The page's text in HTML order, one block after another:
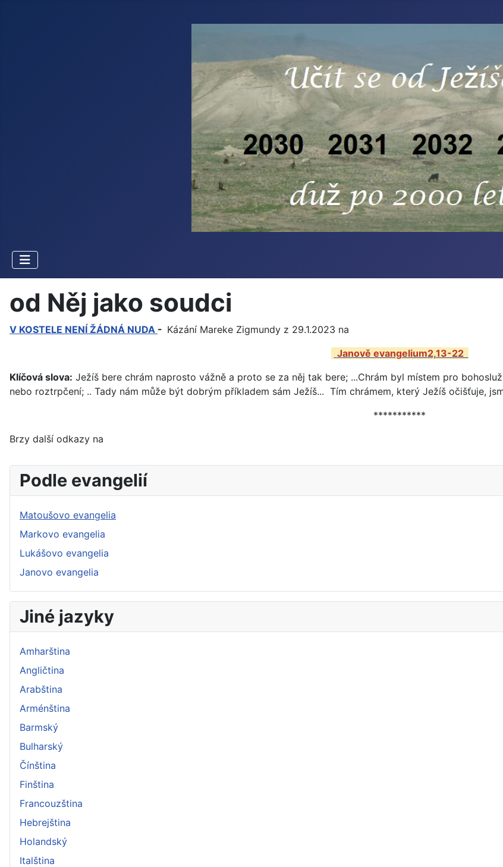
od Něj jako soudci
V KOSTELE NENÍ ŽÁDNÁ NUDA - Kázání Mareke Zigmundy z 29.1.2023 na
Janově evangelium2,13-22
Klíčová slova: Ježíš bere chrám naprosto vážně a proto se za něj tak bere; ...Chrám byl místem pro
nebo roztrpčení; .. Tady nám může být dobrým příkladem sám Ježíš... Tím chrámem, který Ježíš očišťuje,
***********
Brzy další odkazy na
Podle evangelií
Matoušovo evangelia
Markovo evangelia
Lukášovo evangelia
Janovo evangelia
Jiné jazyky
Amharština
Angličtina
Arabština
Arménština
Barmský
Bulharský
Čínština
Finština
Francouzština
Hebrejština
Holandský
Italština